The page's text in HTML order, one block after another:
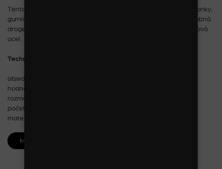
Tento stojan obsahuje průřez naším sortimentem jako jsou sponky,
gumičky, čelenky, skřipce, pérka a ostatní vlasové doplňky, drobná
drogerie, tubus na čelenky, dětská a dámská bižuterie a nerezová
ocel.
Technické parametry:
objednací číslo: 0A0418
hodnota navěšeného zboží: od 15 000 Kč bez DPH
rozměry: v 185/215 x š 100cm x h 50cm (tubus + 24 cm)
počet háčků: 150 cm
materiál: kov
MÁM ZÁJEM